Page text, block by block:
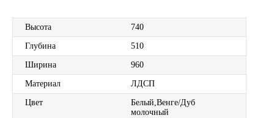
Высота 740
Глубина 510
Ширина 960
Материал ЛДСП
Цвет
Белый,Венге/Дуб
молочный